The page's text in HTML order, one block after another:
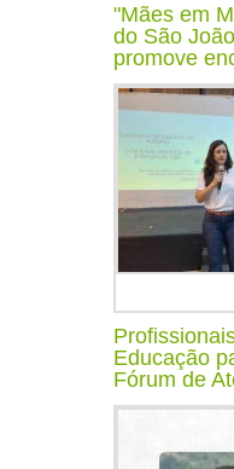
"Mães em
do São
promove
Educação
Fórum de